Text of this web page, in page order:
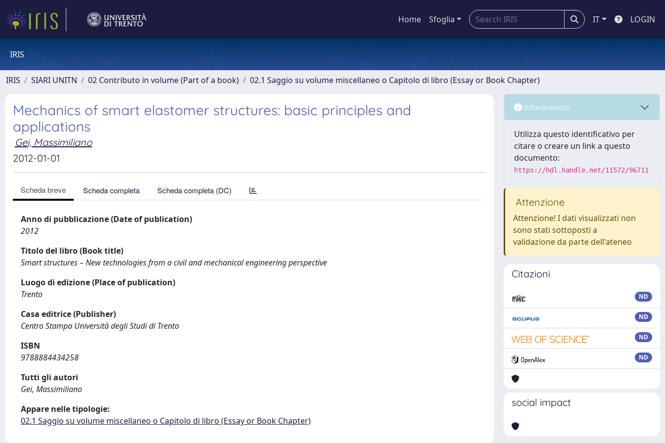
Home Sfoglia IT LOGIN
IRIS
IRIS SIARI UNITN 02 Contributo in volume (Part of a book) 02.1 Saggio su volume miscellaneo o Capitolo di libro (Essay or Book Chapter)
Mechanics of smart elastomer structures: basic principles and
applications
Gei, Massimiliano
2012-01-01
Scheda breve Scheda completa Scheda completa (DC)
Anno di pubblicazione (Date of publication)
2012
Titolo del libro (Book title)
Smart structures – New technologies from a civil and mechanical engineering perspective
Luogo di edizione (Place of publication)
Trento
Casa editrice (Publisher)
Centro Stampa Università degli Studi di Trento
ISBN
9788884434258
Tutti gli autori
Gei, Massimiliano
Appare nelle tipologie:
02.1 Saggio su volume miscellaneo o Capitolo di libro (Essay or Book Chapter)
Informazioni
Utilizza questo identificativo per
citare o creare un link a questo
documento:
https://hdl.handle.net/11572/96711
Attenzione
Attenzione! I dati visualizzati non
sono stati sottoposti a
validazione da parte dell'ateneo
Citazioni
ND
ND
ND
ND
social impact